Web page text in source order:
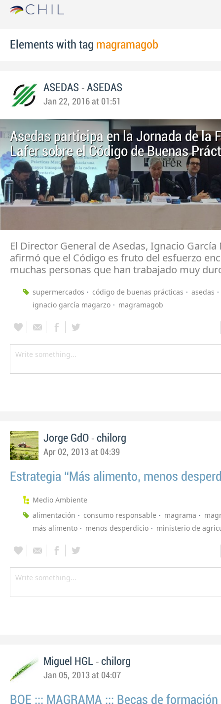
Elements with tag magramagob
ASEDAS - ASEDAS
Jan 22, 2016 at 01:51
Asedas participa en la Jornada de la
Lafer sobre el Código de Buenas
El Director General de Asedas, Ignacio García
afirmó que el Código es fruto del esfuerzo
muchas personas que han trabajado muy
supermercados código de buenas prácticas
asedas
ignacio garcía magarzo
magramagob
Jorge GdO - chilorg
Apr 02, 2013 at 04:39
Estrategia “Más alimento, menos
Medio Ambiente
alimentación
consumo responsable magrama
más alimento
menos desperdicio ministerio de
Miguel HGL - chilorg
Jan 05, 2013 at 04:07
BOE ::: MAGRAMA ::: Becas de